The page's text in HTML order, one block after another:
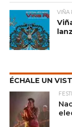
VIÑA
ÉCHALE UN